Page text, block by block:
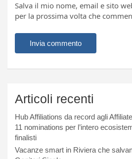
Salva il mio nome, email e sito
per la prossima volta che
Articoli recenti
Hub Affiliations da record agli
11 nominations per l’intero
finalisti
Vacanze smart in Riviera che